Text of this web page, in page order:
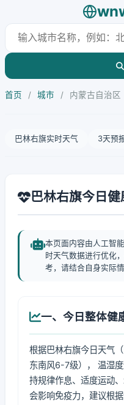
首页 / 城市 / 内蒙古自治区
巴林右旗实时天气 3天预
巴林右旗今日
本页面内容由人工智
时天气数据进行优化
考，请结合自身实际
一、今日整体健
根据巴林右旗今日天气
东南风6-7级）， 温湿
持规律作息、适度运动
会影响免疫力，建议根